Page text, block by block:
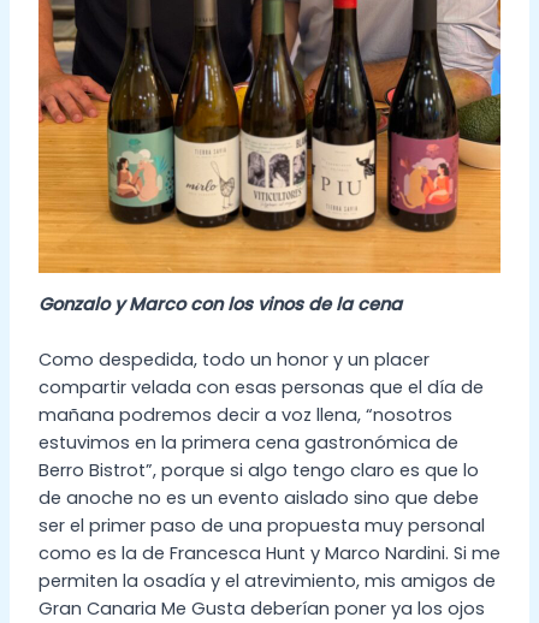
Gonzalo y Marco con los vinos de la cena
Como despedida, todo un honor y un placer
compartir velada con esas personas que el día de
mañana podremos decir a voz llena, “nosotros
estuvimos en la primera cena gastronómica de
Berro Bistrot”, porque si algo tengo claro es que lo
de anoche no es un evento aislado sino que debe
ser el primer paso de una propuesta muy personal
como es la de Francesca Hunt y Marco Nardini. Si me
permiten la osadía y el atrevimiento, mis amigos de
Gran Canaria Me Gusta deberían poner ya los ojos